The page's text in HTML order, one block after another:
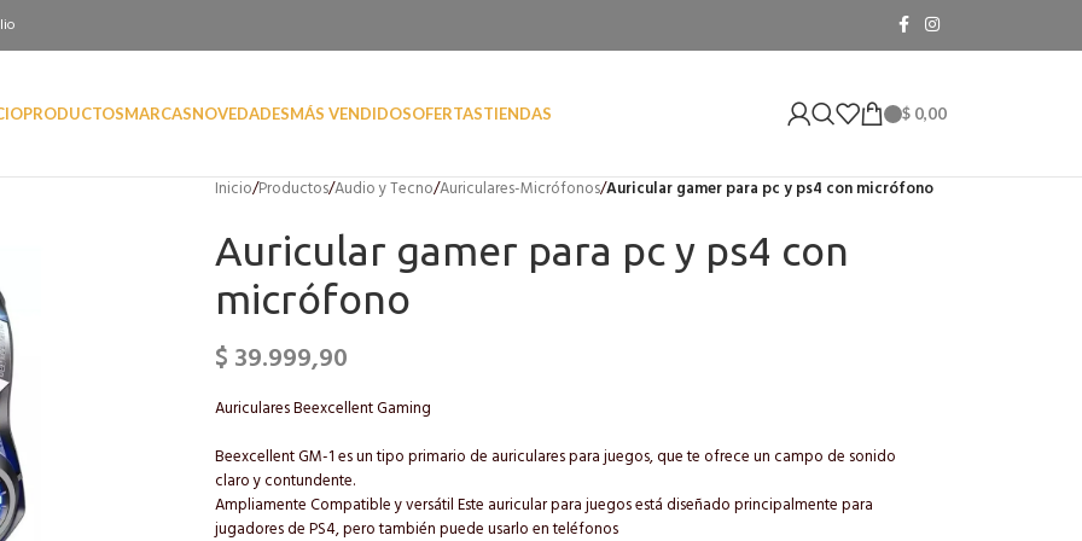
PRODUCTOSMARCASNOVEDADESMÁS VENDIDOSOFERTASTIENDAS $ 0,00
Inicio/Productos/Audio y Tecno/Auriculares-Micrófonos/Auricular gamer para pc y ps4 con micrófono
Auricular gamer para pc y ps4 con
micrófono
$ 39.999,90
Auriculares Beexcellent Gaming
Beexcellent GM-1 es un tipo primario de auriculares para juegos, que te ofrece un campo de sonido
claro y contundente.
Ampliamente Compatible y versátil Este auricular para juegos está diseñado principalmente para
jugadores de PS4, pero también puede usarlo en teléfonos